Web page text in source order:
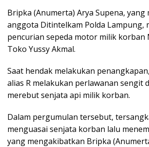
Bripka (Anumerta) Arya Supena, yang
anggota Ditintelkam Polda Lampung,
pencurian sepeda motor milik korban
Toko Yussy Akmal.
Saat hendak melakukan
alias R melakukan perlawanan sengit
merebut senjata api milik korban.
Dalam pergumulan tersebut,
menguasai senjata korban lalu
yang mengakibatkan Bripka